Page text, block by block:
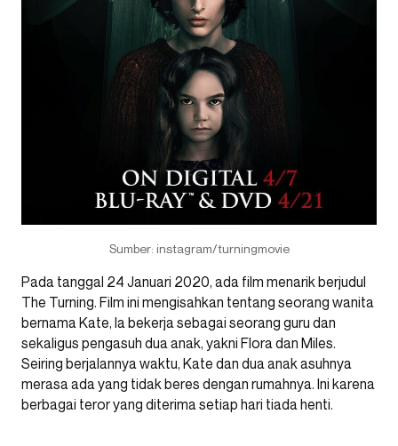
Sumber: instagram/turningmovie
Pada tanggal 24 Januari 2020, ada film menarik berjudul
The Turning. Film ini mengisahkan tentang seorang wanita
bernama Kate, Ia bekerja sebagai seorang guru dan
sekaligus pengasuh dua anak, yakni Flora dan Miles.
Seiring berjalannya waktu, Kate dan dua anak asuhnya
merasa ada yang tidak beres dengan rumahnya. Ini karena
berbagai teror yang diterima setiap hari tiada henti.